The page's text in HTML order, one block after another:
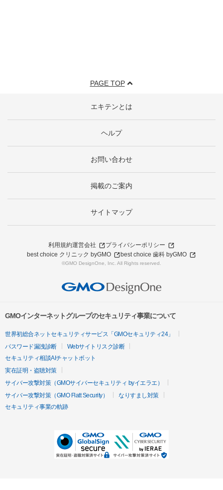
PAGE TOP
エキテンとは
ヘルプ
お問い合わせ
掲載のご案内
サイトマップ
利用規約運営会社
プライバシーポリシー
best choice クリニック byGMO
best choice 歯科 byGMO
©GMO DesignOne, Inc. All Rights reserved.
GMOインターネットグループのセキュリティ事業について
世界初総合ネットセキュリティサービス「GMOセキュリティ24」
パスワード漏洩診断
Webサイトリスク診断
セキュリティ相談AIチャットボット
実在証明・盗聴対策
サイバー攻撃対策（GMOサイバーセキュリティ byイエラエ）
サイバー攻撃対策（GMO Flatt Security）
なりすまし対策
セキュリティ事業の軌跡